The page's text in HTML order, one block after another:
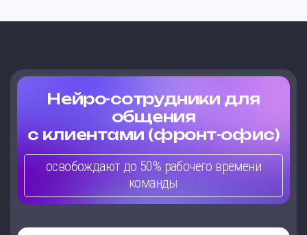
Нейро-сотрудники для
общения
с клиентами (фронт-офис)
освобождают до 50% рабочего времени
команды